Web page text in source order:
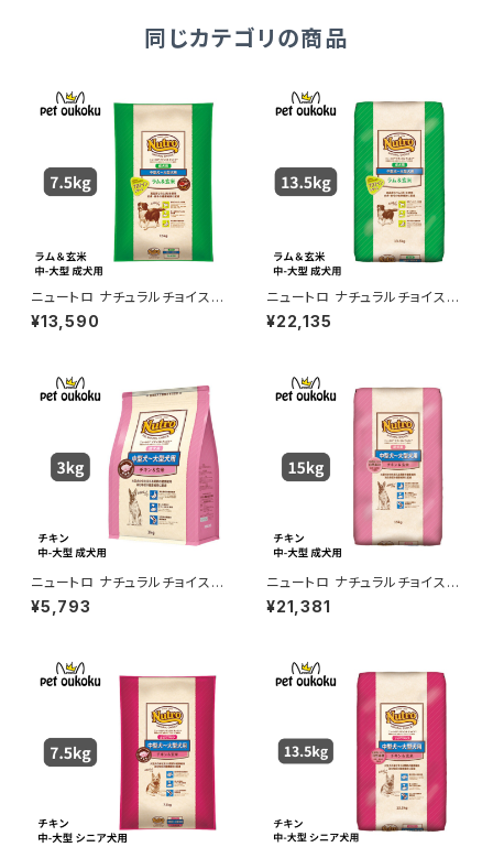
同じカテゴリの商品
ニュートロ ナチュラルチョイス
ラム＆玄米 中型犬〜大型犬 成
犬用 7.5kg 456235878678
¥13,590
ニュートロ ナチュラルチョイス
ラム＆玄米 中型犬〜大型犬 成
犬用 13.5kg 007910511350
¥22,135
ニュートロ ナチュラルチョイス
チキン＆玄米 中型犬〜大型犬
成犬用 3kg 456235878369
¥5,793
ニュートロ ナチュラルチョイス
チキン＆玄米 中型犬〜大型犬
成犬用 15kg 007910510075
¥21,381